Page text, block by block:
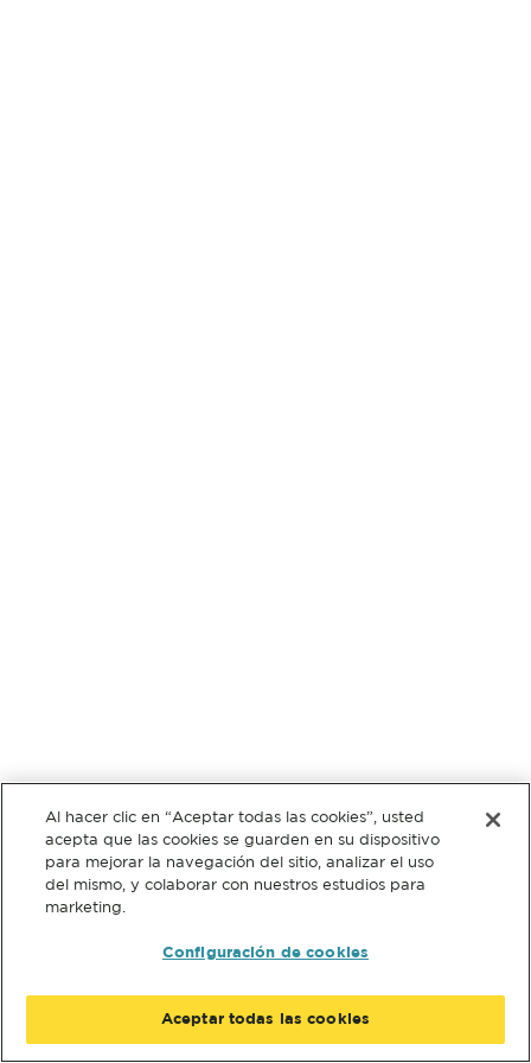
Al hacer clic en “Aceptar todas las cookies”, usted
acepta que las cookies se guarden en su dispositivo
para mejorar la navegación del sitio, analizar el uso
del mismo, y colaborar con nuestros estudios para
marketing.
Configuración de cookies
Aceptar todas las cookies